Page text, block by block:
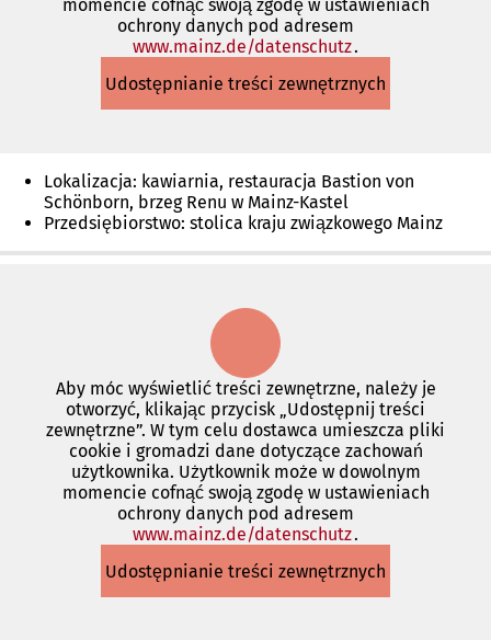
momencie cofnąć swoją zgodę w ustawieniach
ochrony danych pod adresem
www.mainz.de/datenschutz(Otwiera
w
nowej
.
Udostępnianie treści zewnętrznych
Lokalizacja: kawiarnia, restauracja Bastion von
Schönborn, brzeg Renu w Mainz-Kastel
Przedsiębiorstwo: stolica kraju związkowego Mainz
Aby móc wyświetlić treści zewnętrzne, należy je
otworzyć, klikając przycisk „Udostępnij treści
zewnętrzne”. W tym celu dostawca umieszcza pliki
cookie i gromadzi dane dotyczące zachowań
użytkownika. Użytkownik może w dowolnym
momencie cofnąć swoją zgodę w ustawieniach
ochrony danych pod adresem
www.mainz.de/datenschutz(Otwiera
w
nowej
.
Udostępnianie treści zewnętrznych